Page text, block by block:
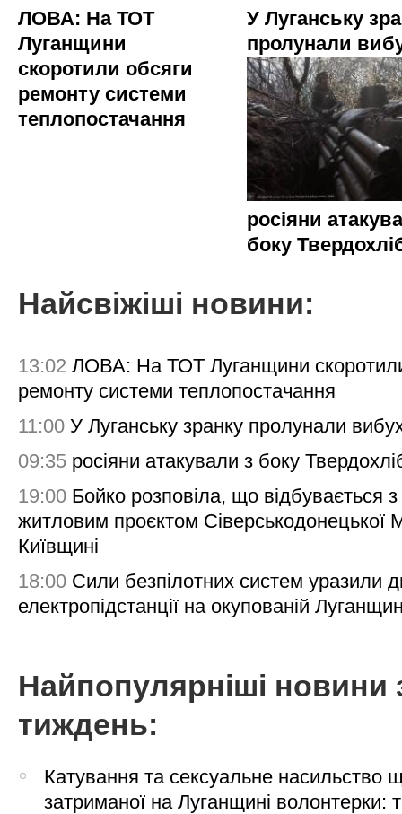
ЛОВА: На ТОТ
Луганщини
скоротили обсяги
ремонту системи
теплопостачання
У Луганську
пролунали
росіяни
боку
Найсвіжіші новини:
13:02 ЛОВА: На ТОТ Луганщини
ремонту системи теплопостачання
11:00 У Луганську зранку пролунали
09:35 росіяни атакували з боку
19:00 Бойко розповіла, що відбувається з
житловим проєктом Сіверськодонецької
Київщині
18:00 Сили безпілотних систем уразили
електропідстанції на окупованій
Найпопулярніші новини
тиждень:
Катування та сексуальне насильство
затриманої на Луганщині волонтерки: